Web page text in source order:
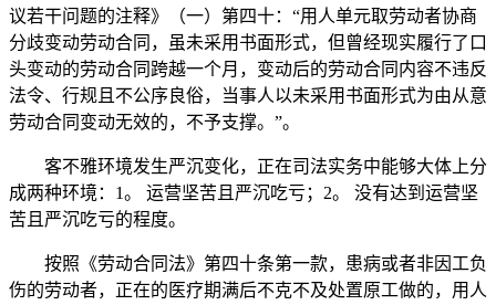
议若干问题的注释》（一）第四十：“用人单元取劳动者协商
分歧变动劳动合同，虽未采用书面形式，但曾经现实履行了口
头变动的劳动合同跨越一个月，变动后的劳动合同内容不违反
法令、行规且不公序良俗，当事人以未采用书面形式为由从意
劳动合同变动无效的，不予支撑。”。
客不雅环境发生严沉变化，正在司法实务中能够大体上分
成两种环境：1。 运营坚苦且严沉吃亏；2。 没有达到运营坚
苦且严沉吃亏的程度。
按照《劳动合同法》第四十条第一款，患病或者非因工负
伤的劳动者，正在的医疗期满后不克不及处置原工做的，用人